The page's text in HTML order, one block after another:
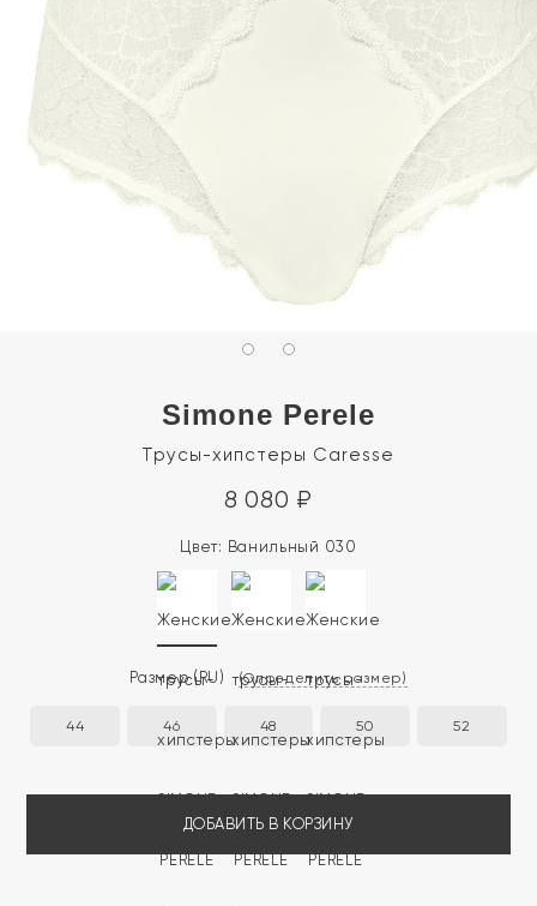
Simone Perele
Трусы-хипстеры Caresse
8 080 ₽
Цвет: Ванильный 030
Размер(RU) (Определить размер)
44 46 48 50 52
ДОБАВИТЬ В КОРЗИНУ